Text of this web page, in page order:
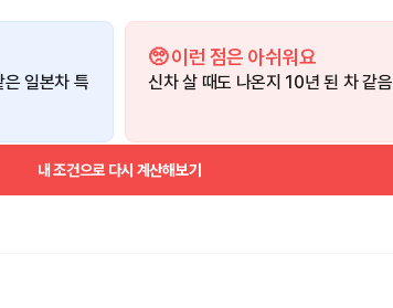
일본차 특
🥺 이런 점은 아쉬워요
신차 살 때도 나온지 10년 된 차 같음
내 조건으로 다시 계산해보기